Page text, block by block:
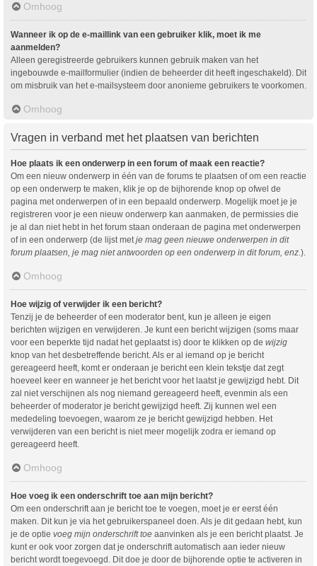
Omhoog
Wanneer ik op de e-maillink van een gebruiker klik, moet ik me
aanmelden?
Alleen geregistreerde gebruikers kunnen gebruik maken van het
ingebouwde e-mailformulier (indien de beheerder dit heeft ingeschakeld). Dit
om misbruik van het e-mailsysteem door anonieme gebruikers te voorkomen.
Omhoog
Vragen in verband met het plaatsen van berichten
Hoe plaats ik een onderwerp in een forum of maak een reactie?
Om een nieuw onderwerp in één van de forums te plaatsen of om een reactie
op een onderwerp te maken, klik je op de bijhorende knop op ofwel de
pagina met onderwerpen of in een bepaald onderwerp. Mogelijk moet je je
registreren voor je een nieuw onderwerp kan aanmaken, de permissies die
je al dan niet hebt in het forum staan onderaan de pagina met onderwerpen
of in een onderwerp (de lijst metje mag geen nieuwe onderwerpen in dit
forum plaatsen, je mag niet antwoorden op een onderwerp in dit forum, enz.).
Omhoog
Hoe wijzig of verwijder ik een bericht?
Tenzij je de beheerder of een moderator bent, kun je alleen je eigen
berichten wijzigen en verwijderen. Je kunt een bericht wijzigen (soms maar
voor een beperkte tijd nadat het geplaatst is) door te klikken op de wijzig
knop van het desbetreffende bericht. Als er al iemand op je bericht
gereageerd heeft, komt er onderaan je bericht een klein tekstje dat zegt
hoeveel keer en wanneer je het bericht voor het laatst je gewijzigd hebt. Dit
zal niet verschijnen als nog niemand gereageerd heeft, evenmin als een
beheerder of moderator je bericht gewijzigd heeft. Zij kunnen wel een
mededeling toevoegen, waarom ze je bericht gewijzigd hebben. Het
verwijderen van een bericht is niet meer mogelijk zodra er iemand op
gereageerd heeft.
Omhoog
Hoe voeg ik een onderschrift toe aan mijn bericht?
Om een onderschrift aan je bericht toe te voegen, moet je er eerst één
maken. Dit kun je via het gebruikerspaneel doen. Als je dit gedaan hebt, kun
je de optie voeg mijn onderschrift toe aanvinken als je een bericht plaatst. Je
kunt er ook voor zorgen dat je onderschrift automatisch aan ieder nieuw
bericht wordt toegevoegd. Dit doe je door de bijhorende optie te activeren in